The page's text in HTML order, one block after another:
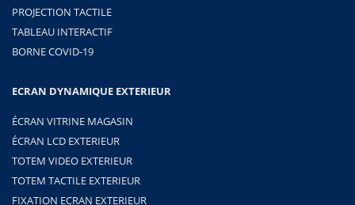
PROJECTION TACTILE
TABLEAU INTERACTIF
BORNE COVID-19
ECRAN DYNAMIQUE EXTERIEUR
ÉCRAN VITRINE MAGASIN
ÉCRAN LCD EXTERIEUR
TOTEM VIDEO EXTERIEUR
TOTEM TACTILE EXTERIEUR
FIXATION ECRAN EXTERIEUR